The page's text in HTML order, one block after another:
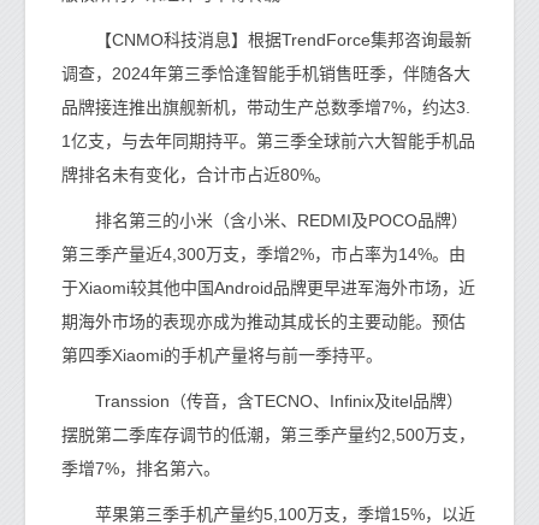
【CNMO科技消息】根据TrendForce集邦咨询最新
调查，2024年第三季恰逢智能手机销售旺季，伴随各大
品牌接连推出旗舰新机，带动生产总数季增7%，约达3.
1亿支，与去年同期持平。第三季全球前六大智能手机品
牌排名未有变化，合计市占近80%。
排名第三的小米（含小米、REDMI及POCO品牌）
第三季产量近4,300万支，季增2%，市占率为14%。由
于Xiaomi较其他中国Android品牌更早进军海外市场，近
期海外市场的表现亦成为推动其成长的主要动能。预估
第四季Xiaomi的手机产量将与前一季持平。
Transsion（传音，含TECNO、Infinix及itel品牌）
摆脱第二季库存调节的低潮，第三季产量约2,500万支，
季增7%，排名第六。
苹果第三季手机产量约5,100万支，季增15%，以近